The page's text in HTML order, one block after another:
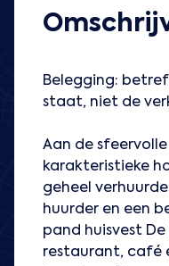
Belegging:
staat, niet de
Aan de
karakteristieke
geheel
huurder en een
pand huisvest
restaurant, café